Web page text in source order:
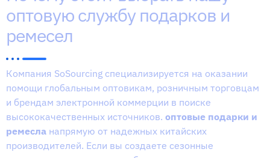
оптовую службу подарков и
ремесел
Компания SoSourcing специализируется на оказании
помощи глобальным оптовикам, розничным торговцам
и брендам электронной коммерции в поиске
высококачественных источников. оптовые подарки и
ремесла напрямую от надежных китайских
производителей. Если вы создаете сезонные